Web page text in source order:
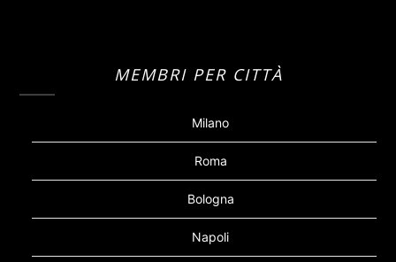
MEMBRI PER CITTÀ
Milano
Roma
Bologna
Napoli